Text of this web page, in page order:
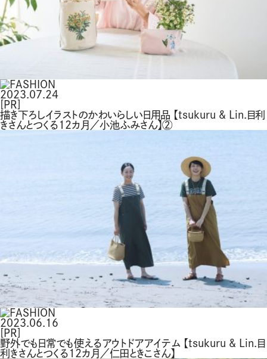
2023.07.24
[PR]
描き下ろしイラストのかわいらしい日用品 【tsukuru & Lin.目利
きさんとつくる12カ月／小池ふみさん】②
2023.06.16
[PR]
野外でも日常でも使えるアウトドアアイテム 【tsukuru & Lin.目
利きさんとつくる12カ月／仁田ときこさん】